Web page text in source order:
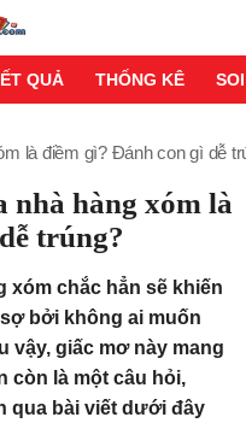
QUẢ THỐNG KÊ
là điềm gì? Đánh con gì dễ
nhà hàng xóm là
trúng?
xóm chắc hẳn sẽ khiến
bởi không ai muốn
vậy, giấc mơ này mang
còn là một câu hỏi,
qua bài viết dưới đây